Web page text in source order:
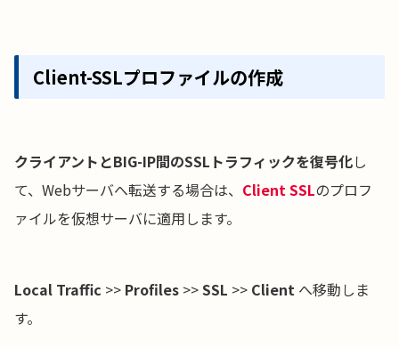
Client-SSLプロファイルの作成
クライアントとBIG-IP間のSSLトラフィックを復号化し
て、Webサーバへ転送する場合は、 Client SSLのプロフ
ァイルを仮想サーバに適用します。
Local Traffic >> Profiles >>SSL >> Client へ移動しま
す。